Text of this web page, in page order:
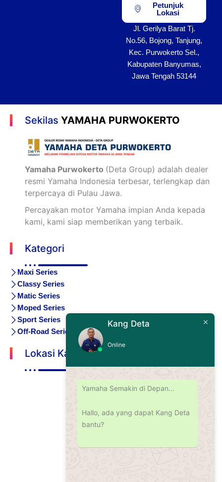
Petunjuk
Lokasi
Jl. Gerilya Barat Tj.
No.56, Bojong, Tanjung,
Kec. Purwokerto Sel.,
Kabupaten Banyumas,
Jawa Tengah 53144
Sekilas YAMAHA PURWOKERTO
Yamaha Purwokerto (Deta Group) adalah dealer
resmi Yamaha Indonesia terbesar, terlengkap dan
terpercaya di Pulau Jawa.
Percayakan motor Yamaha impian Anda kepada
kami, kami siap memberikan yang terbaik.
Kategori
Maxi Series
Classy Series
Matic Series
Moped Series
Sport Series
Off-Road Series
Lokasi Kami
Kang Deta
Online
Yamaha Semakin di Depan...
Hallo, ada yang dapat Kang Deta
bantu?